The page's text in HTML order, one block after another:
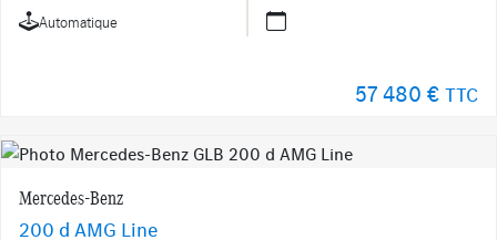
Automatique
57 480 € TTC
Mercedes-Benz
200 d AMG Line